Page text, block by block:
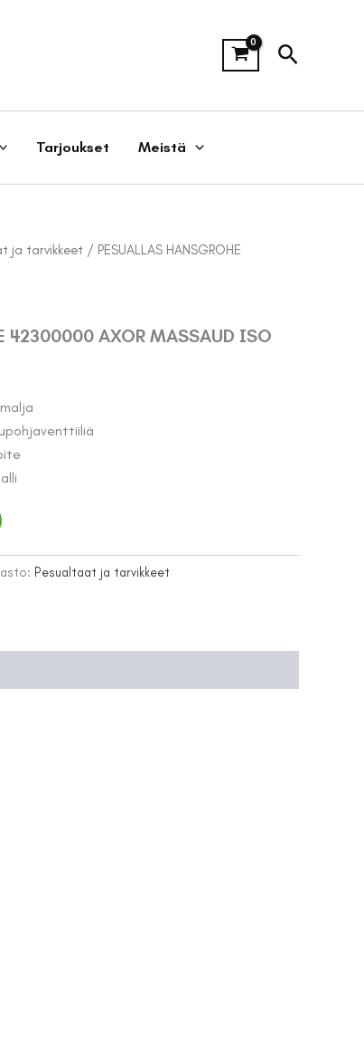
Hae
Tarjoukset Meistä
ja tarvikkeet / PESUALLAS HANSGROHE
42300000 AXOR MASSAUD ISO
Pesualtaat ja tarvikkeet